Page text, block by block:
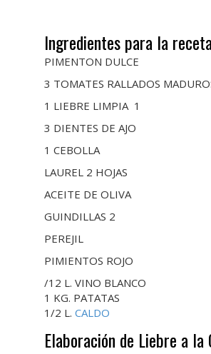
Ingredientes para la
PIMENTON DULCE
3 TOMATES RALLADOS
1 LIEBRE LIMPIA 1
3 DIENTES DE AJO
1 CEBOLLA
LAUREL 2 HOJAS
ACEITE DE OLIVA
GUINDILLAS 2
PEREJIL
PIMIENTOS ROJO
/12 L. VINO BLANCO
1 KG. PATATAS
1/2 L. CALDO
Elaboración de Liebre a la